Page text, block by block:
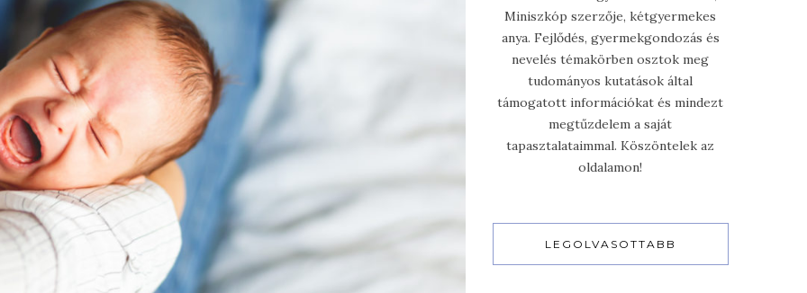
Miniszkóp szerzője, kétgyermekes
anya. Fejlődés, gyermekgondozás és
nevelés témakörben osztok meg
tudományos kutatások által
támogatott információkat és mindezt
megtűzdelem a saját
tapasztalataimmal. Köszöntelek az
oldalamon!
LEGOLVASOTTABB